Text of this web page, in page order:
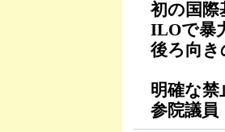
初の国際
ILOで暴
後ろ向き
明確な禁
参院議員